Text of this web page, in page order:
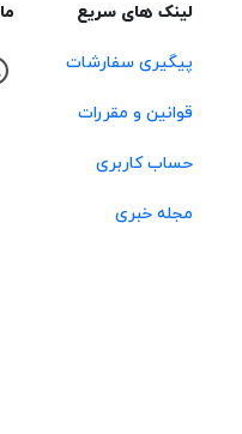
لینک های سریع
پیگیری سفارشات
قوانین و مقررات
حساب کاربری
مجله خبری